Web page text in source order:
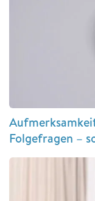
Folgefragen –